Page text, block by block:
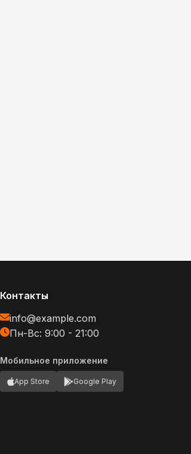
Контакты
info@example.com
Пн-Вс: 9:00 - 21:00
Мобильное приложение
App Store Google Play